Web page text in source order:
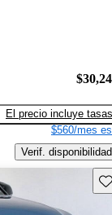
El precio incluye tasas
$560/mes
Verif. disponibilidad